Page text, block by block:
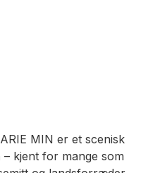
MIN er et scenisk
kjent for mange som